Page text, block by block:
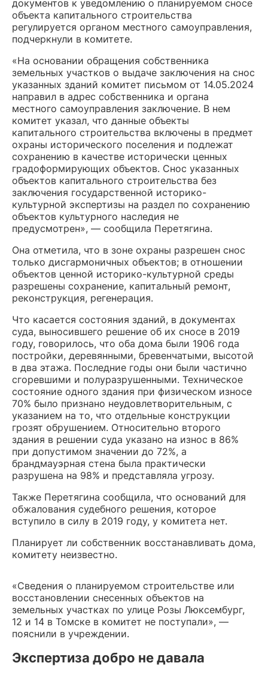
документов к уведомлению о планируемом сносе
объекта капитального строительства
регулируется органом местного самоуправления,
подчеркнули в комитете.
«На основании обращения собственника
земельных участков о выдаче заключения на снос
указанных зданий комитет письмом от 14.05.2024
направил в адрес собственника и органа
местного самоуправления заключение. В нем
комитет указал, что данные объекты
капитального строительства включены в предмет
охраны исторического поселения и подлежат
сохранению в качестве исторически ценных
градоформирующих объектов. Снос указанных
объектов капитального строительства без
заключения государственной историко-
культурной экспертизы на раздел по сохранению
объектов культурного наследия не
предусмотрен», — сообщила Перетягина.
Она отметила, что в зоне охраны разрешен снос
только дисгармоничных объектов; в отношении
объектов ценной историко-культурной среды
разрешены сохранение, капитальный ремонт,
реконструкция, регенерация.
Что касается состояния зданий, в документах
суда, выносившего решение об их сносе в 2019
году, говорилось, что оба дома были 1906 года
постройки, деревянными, бревенчатыми, высотой
в два этажа. Последние годы они были частично
сгоревшими и полуразрушенными. Техническое
состояние одного здания при физическом износе
70% было признано неудовлетворительным, с
указанием на то, что отдельные конструкции
грозят обрушением. Относительно второго
здания в решении суда указано на износ в 86%
при допустимом значении до 72%, а
брандмауэрная стена была практически
разрушена на 98% и представляла угрозу.
Также Перетягина сообщила, что оснований для
обжалования судебного решения, которое
вступило в силу в 2019 году, у комитета нет.
Планирует ли собственник восстанавливать дома,
комитету неизвестно.
«Сведения о планируемом строительстве или
восстановлении снесенных объектов на
земельных участках по улице Розы Люксембург,
12 и 14 в Томске в комитет не поступали», —
пояснили в учреждении.
Экспертиза добро не давала